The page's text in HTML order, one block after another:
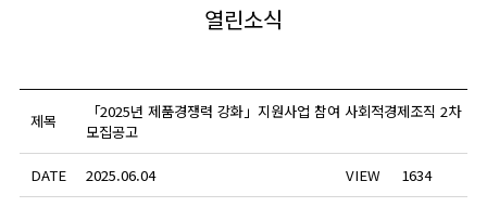
열린소식
제목
「2025년 제품경쟁력 강화」지원사업 참여 사회적경제조직 2차
모집공고
DATE 2025.06.04 VIEW 1634